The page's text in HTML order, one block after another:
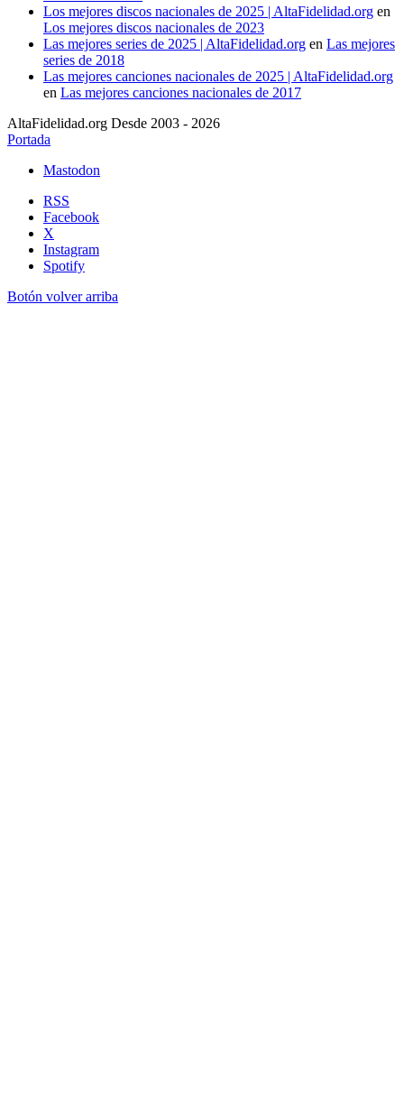
Los mejores discos nacionales de 2025 | AltaFidelidad.org en
Los mejores discos nacionales de 2023
Las mejores series de 2025 | AltaFidelidad.org en Las mejores
series de 2018
Las mejores canciones nacionales de 2025 | AltaFidelidad.org
en Las mejores canciones nacionales de 2017
AltaFidelidad.org Desde 2003 - 2026
Portada
Mastodon
RSS
Facebook
X
Instagram
Spotify
Botón volver arriba